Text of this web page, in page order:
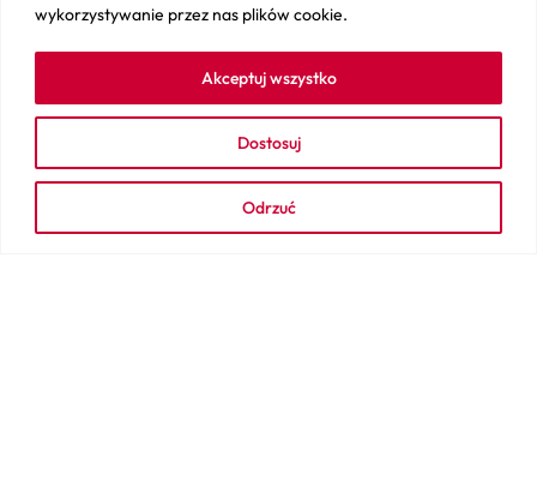
wykorzystywanie przez nas plików cookie.
Dostosuj
Odrzuć
Akceptuj wszystko
Scotty Cameron
Odyssey
EzeGlide
Golf Pride
i wiele innych